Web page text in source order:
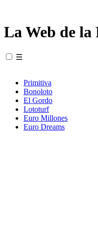
La Web de
☰
Primitiva
Bonoloto
El Gordo
Lototurf
Euro Millones
Euro Dreams